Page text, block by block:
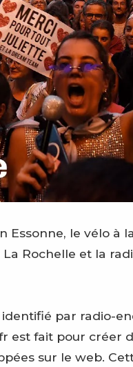
Essonne, le vélo à
Rochelle et la
par radio-
est fait pour créer
sur le web.